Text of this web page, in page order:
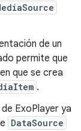
de un
permite que
que se crea
.
ExoPlayer ya
DataSource